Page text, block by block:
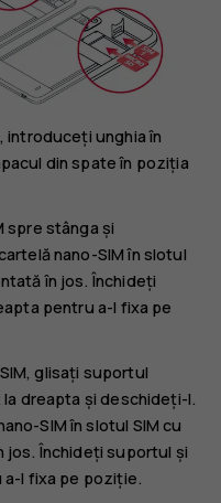
unghia în
din spate în poziția
spre stânga și
nano-SIM în slotul
în jos. Închideți
pentru a-l fixa pe
glisați suportul
la dreapta și deschideți-l.
SIM în slotul SIM cu
Închideți suportul și
l fixa pe poziție.